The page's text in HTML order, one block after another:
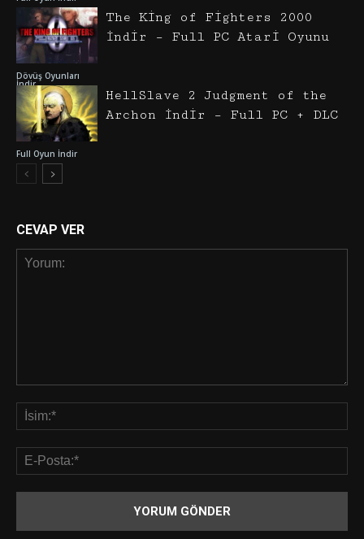
Dövüş Oyunları
İndir
The King of Fighters 2000
İndir – Full PC Atari Oyunu
Full Oyun İndir
HellSlave 2 Judgment of the
Archon İndir – Full PC + DLC
CEVAP VER